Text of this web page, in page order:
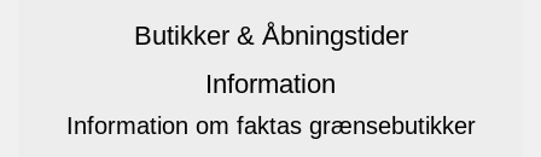
Butikker & Åbningstider
Information
Information om faktas grænsebutikker